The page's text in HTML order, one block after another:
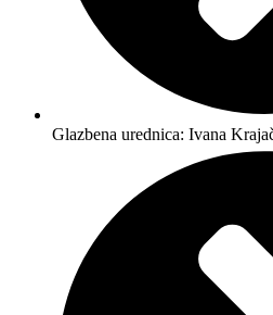
Glazbena urednica: Ivana